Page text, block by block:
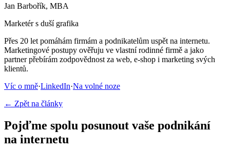
Jan Barbořík, MBA
Marketér s duší grafika
Přes 20 let pomáhám firmám a podnikatelům uspět na internetu.
Marketingové postupy ověřuju ve vlastní rodinné firmě a jako
partner přebírám zodpovědnost za web, e-shop i marketing svých
klientů.
Víc o mně·LinkedIn·Na volné noze
← Zpět na články
Pojďme spolu posunout vaše podnikání
na internetu